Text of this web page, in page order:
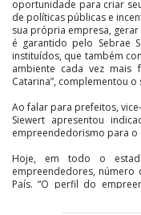
oportunidade para criar
de políticas públicas e
sua própria empresa, gerar
é garantido pelo Sebrae
instituídos, que também
ambiente cada vez mais
Catarina”, complementou o
Ao falar para prefeitos,
Siewert apresentou
empreendedorismo para o
Hoje, em todo o
empreendedores,
País. “O perfil do
formalização do País e